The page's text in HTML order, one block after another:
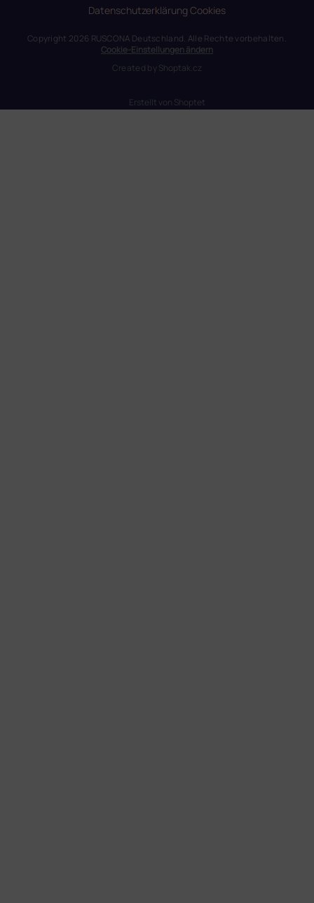
DatenschutzerklärungCookies
Erstellt von Shoptet
Copyright 2026 RUSCONA Deutschland. Alle Rechte vorbehalten.
Cookie-Einstellungen ändern
Created byShoptak.cz